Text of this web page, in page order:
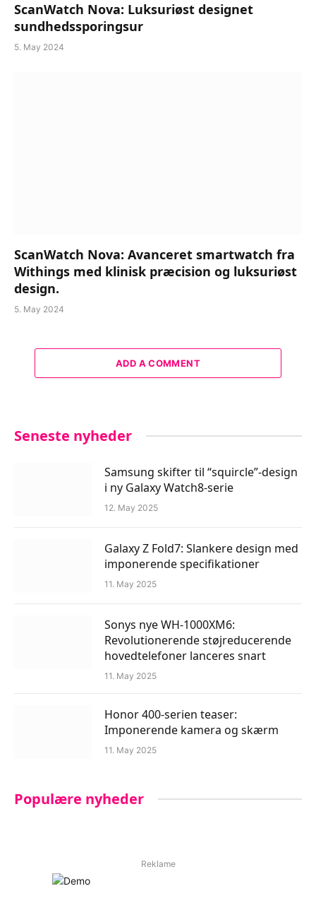
ScanWatch Nova: Luksuriøst designet
sundhedssporingsur
5. May 2024
ScanWatch Nova: Avanceret smartwatch fra
Withings med klinisk præcision og luksuriøst
design.
5. May 2024
ADD A COMMENT
Seneste nyheder
Samsung skifter til “squircle”-design
i ny Galaxy Watch8-serie
12. May 2025
Galaxy Z Fold7: Slankere design med
imponerende specifikationer
11. May 2025
Sonys nye WH-1000XM6:
Revolutionerende støjreducerende
hovedtelefoner lanceres snart
11. May 2025
Honor 400-serien teaser:
Imponerende kamera og skærm
11. May 2025
Populære nyheder
Reklame